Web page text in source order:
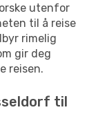
utenfor
til å reise
rimelig
gir deg
reisen.
til